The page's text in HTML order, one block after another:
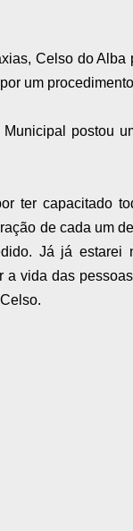
Celso do
um
postou
ter capacitado
de cada um
Já já estarei
a vida das